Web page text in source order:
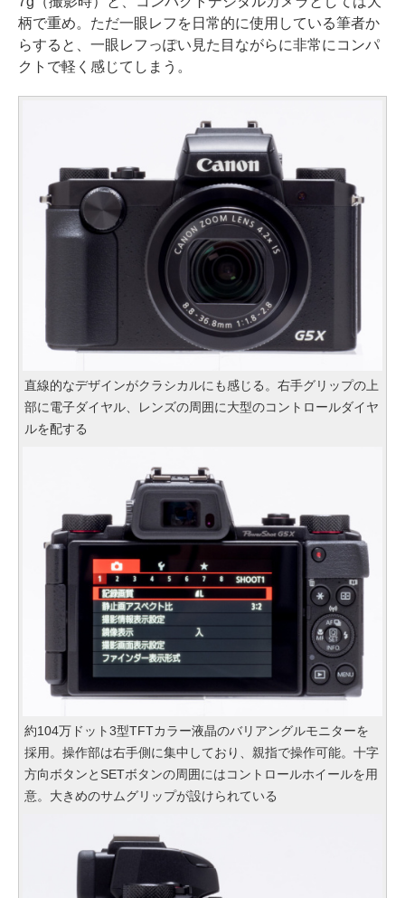
柄で重め。ただ一眼レフを日常的に使用している筆者か
らすると、一眼レフっぽい見た目ながらに非常にコンパ
クトで軽く感じてしまう。
直線的なデザインがクラシカルにも感じる。右手グリップの上
部に電子ダイヤル、レンズの周囲に大型のコントロールダイヤ
ルを配する
約104万ドット3型TFTカラー液晶のバリアングルモニターを
採用。操作部は右手側に集中しており、親指で操作可能。十字
方向ボタンとSETボタンの周囲にはコントロールホイールを用
意。大きめのサムグリップが設けられている